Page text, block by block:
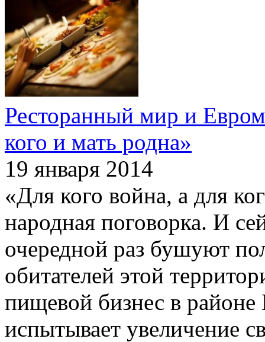
Ресторанный мир и
кого и мать родна»
19 января 2014
«Для кого война, а для
народная поговорка. И
очередной раз бушуют
обитателей этой
пищевой бизнес в
испытывает увеличение